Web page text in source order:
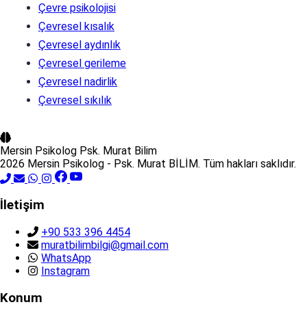
Çevre psikolojisi
Çevresel kısalık
Çevresel aydınlık
Çevresel gerileme
Çevresel nadirlik
Çevresel sıkılık
Mersin Psikolog Psk. Murat Bilim
2026 Mersin Psikolog - Psk. Murat BİLİM. Tüm hakları saklıdır.
İletişim
+90 533 396 4454
muratbilimbilgi@gmail.com
WhatsApp
Instagram
Konum